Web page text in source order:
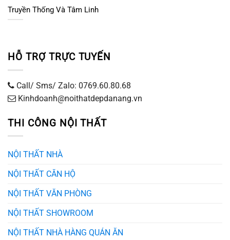
Truyền Thống Và Tâm Linh
HỖ TRỢ TRỰC TUYẾN
Call/ Sms/ Zalo: 0769.60.80.68
Kinhdoanh@noithatdepdanang.vn
THI CÔNG NỘI THẤT
NỘI THẤT NHÀ
NỘI THẤT CĂN HỘ
NỘI THẤT VĂN PHÒNG
NỘI THẤT SHOWROOM
NỘI THẤT NHÀ HÀNG QUÁN ĂN